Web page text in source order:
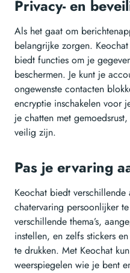
Privacy- en
Als het gaat om
belangrijke zorgen.
biedt functies om je
beschermen. Je kunt je
ongewenste contacten
encryptie inschakelen voor
je chatten met
veilig zijn.
Pas je ervaring
Keochat biedt verschillende
chatervaring persoonlijker
verschillende thema’s,
instellen, en zelfs stickers
te drukken. Met Keochat
weerspiegelen wie je bent